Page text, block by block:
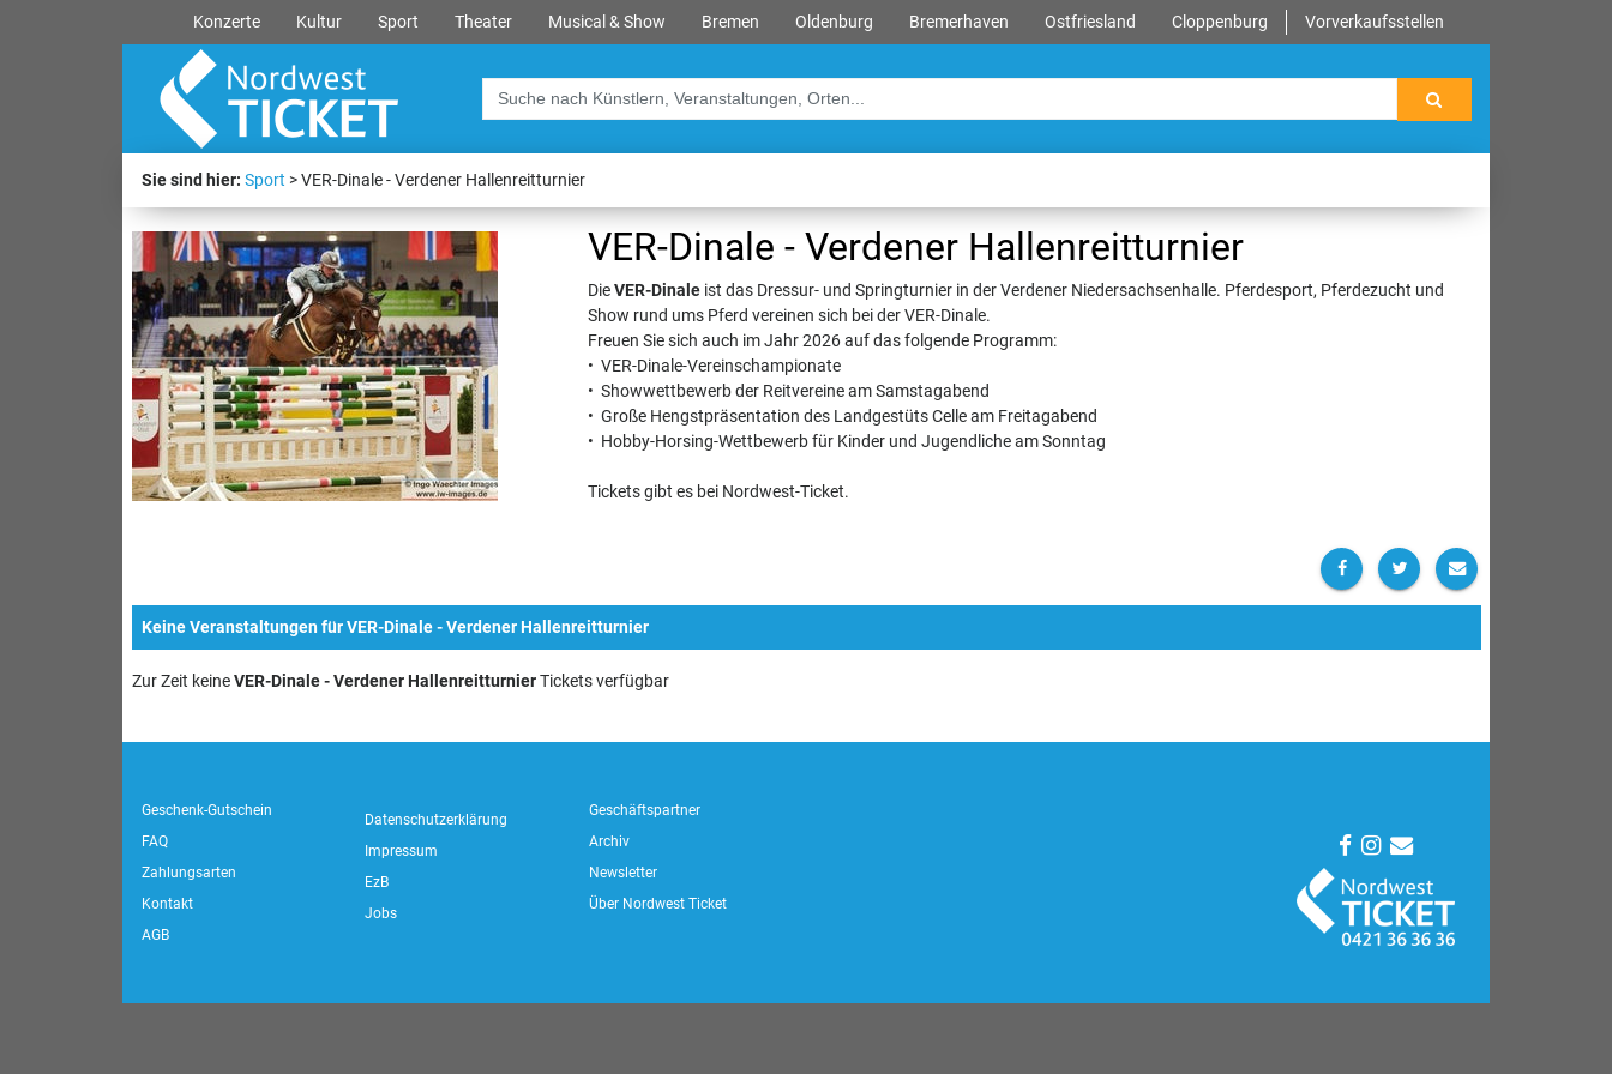
Konzerte Kultur Sport Theater Musical & Show Bremen Oldenburg Bremerhaven Ostfriesland Cloppenburg Vorverkaufsstellen
Sie sind hier: Sport VER-Dinale - Verdener Hallenreitturnier
VER-Dinale - Verdener Hallenreitturnier
DieVER-Dinaleist das Dressur- und Springturnier in der Verdener Niedersachsenhalle. Pferdesport, Pferdezucht und
Show rund ums Pferd vereinen sich bei der VER-Dinale.
Freuen Sie sich auch im Jahr 2026 auf das folgende Programm:
• VER-Dinale-Vereinschampionate
• Showwettbewerb der Reitvereine am Samstagabend
• Große Hengstpräsentation des Landgestüts Celle am Freitagabend
• Hobby-Horsing-Wettbewerb für Kinder und Jugendliche am Sonntag
Tickets gibt es bei Nordwest-Ticket.
Keine Veranstaltungen für VER-Dinale - Verdener Hallenreitturnier
Zur Zeit keineVER-Dinale - Verdener HallenreitturnierTickets verfügbar
Geschenk-Gutschein
FAQ
Zahlungsarten
Kontakt
AGB
Datenschutzerklärung
Impressum
EzB
Jobs
Geschäftspartner
Archiv
Newsletter
Über Nordwest Ticket